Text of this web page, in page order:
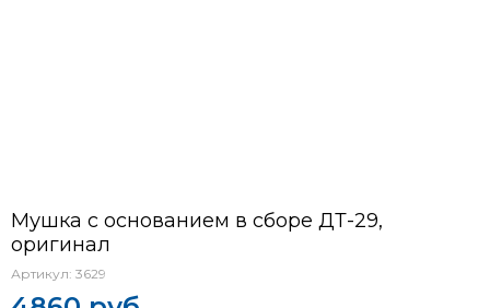
Мушка с основанием в сборе ДТ-29,
оригинал
Артикул: 3629